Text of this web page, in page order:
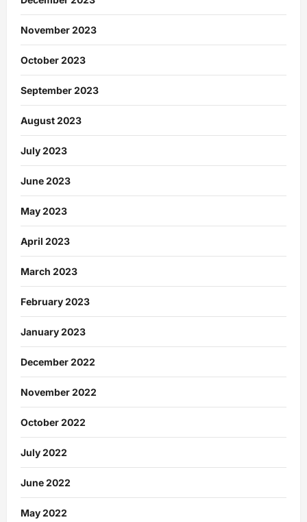
November 2023
October 2023
September 2023
August 2023
July 2023
June 2023
May 2023
April 2023
March 2023
February 2023
January 2023
December 2022
November 2022
October 2022
July 2022
June 2022
May 2022